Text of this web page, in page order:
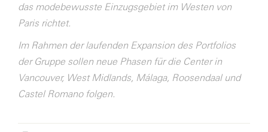
das modebewusste Einzugsgebiet im Westen von
Paris richtet.
Im Rahmen der laufenden Expansion des Portfolios
der Gruppe sollen neue Phasen für die Center in
Vancouver, West Midlands, Málaga, Roosendaal und
Castel Romano folgen.